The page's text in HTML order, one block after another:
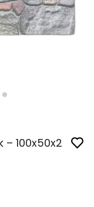
– 100x50x2